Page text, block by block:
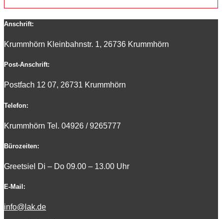
Anschrift:
Krummhörn Kleinbahnstr. 1, 26736 Krummhörn
Post-Anschrift:
Postfach 12 07, 26731 Krummhörn
Telefon:
Krummhörn Tel. 04926 / 9265777
Bürozeiten:
Greetsiel Di – Do 09.00 – 13.00 Uhr
E-Mail:
info@lak.de